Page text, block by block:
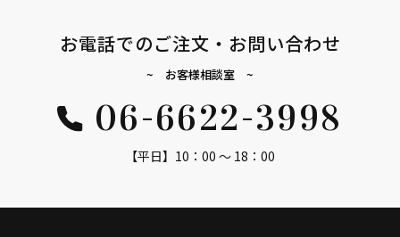
お電話でのご注文・お問い合わせ
~ お客様相談室 ~
06-6622-3998
【平日】10：00 ～ 18：00